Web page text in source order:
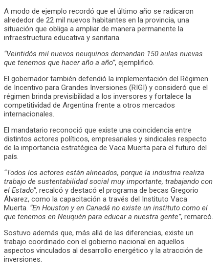
A modo de ejemplo recordó que el último año se radicaron
alrededor de 22 mil nuevos habitantes en la provincia, una
situación que obliga a ampliar de manera permanente la
infraestructura educativa y sanitaria.
“Veintidós mil nuevos neuquinos demandan 150 aulas nuevas
que tenemos que hacer año a año”, ejemplificó.
El gobernador también defendió la implementación del Régimen
de Incentivo para Grandes Inversiones (RIGI) y consideró que el
régimen brinda previsibilidad a los inversores y fortalece la
competitividad de Argentina frente a otros mercados
internacionales.
El mandatario reconoció que existe una coincidencia entre
distintos actores políticos, empresariales y sindicales respecto
de la importancia estratégica de Vaca Muerta para el futuro del
país.
“Todos los actores están alineados, porque la industria realiza
trabajo de sustentabilidad social muy importante, trabajando con
el Estado”, recalcó y destacó el programa de becas Gregorio
Álvarez, como la capacitación a través del Instituto Vaca
Muerta. “En Houston y en Canadá no existe un instituto como el
que tenemos en Neuquén para educar a nuestra gente”, remarcó.
Sostuvo además que, más allá de las diferencias, existe un
trabajo coordinado con el gobierno nacional en aquellos
aspectos vinculados al desarrollo energético y la atracción de
inversiones.